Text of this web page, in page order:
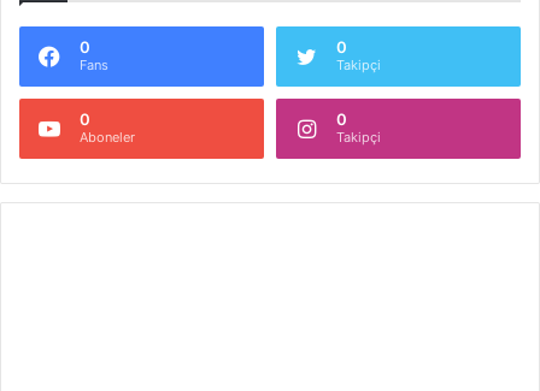
0
Fans
0
Takipçi
0
Aboneler
0
Takipçi